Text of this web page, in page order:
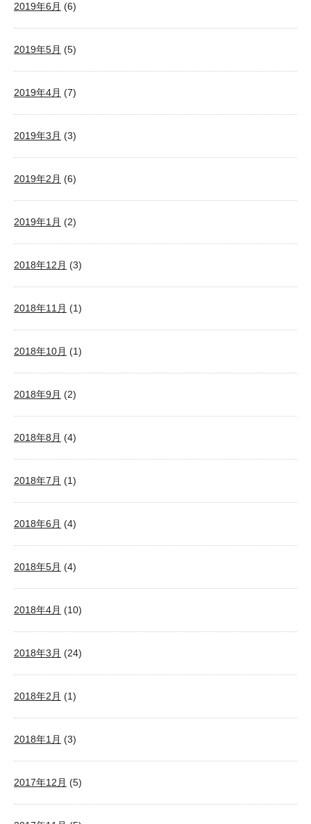
2019年6月 (6)
2019年5月 (5)
2019年4月 (7)
2019年3月 (3)
2019年2月 (6)
2019年1月 (2)
2018年12月 (3)
2018年11月 (1)
2018年10月 (1)
2018年9月 (2)
2018年8月 (4)
2018年7月 (1)
2018年6月 (4)
2018年5月 (4)
2018年4月 (10)
2018年3月 (24)
2018年2月 (1)
2018年1月 (3)
2017年12月 (5)